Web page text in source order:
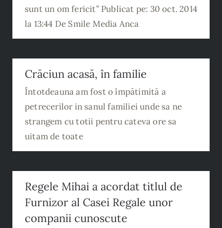
sunt un om fericit” Publicat pe: 30 oct. 2014
la 13:44 De Smile Media Anca
Crăciun acasă, în familie
Crăciun acasă, în familie
Întotdeauna am fost o împătimită a
petrecerilor in sanul familiei unde sa ne
strangem cu totii pentru cateva ore sa
uitam de toate
Regele Mihai a acordat titlul de
Furnizor al Casei Regale unor companii
cunoscute
Regele Mihai a acordat titlul de
Furnizor al Casei Regale unor
companii cunoscute